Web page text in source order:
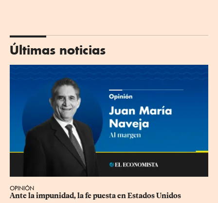
Últimas noticias
OPINIÓN
Ante la impunidad, la fe puesta en Estados Unidos